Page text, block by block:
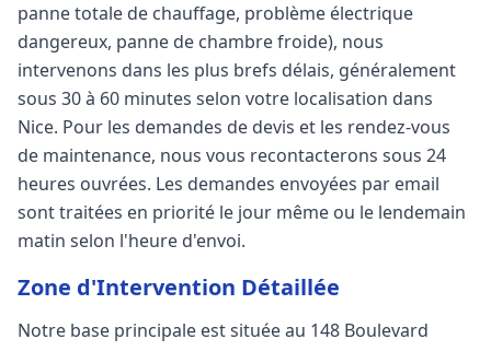
panne totale de chauffage, problème électrique
dangereux, panne de chambre froide), nous
intervenons dans les plus brefs délais, généralement
sous 30 à 60 minutes selon votre localisation dans
Nice. Pour les demandes de devis et les rendez-vous
de maintenance, nous vous recontacterons sous 24
heures ouvrées. Les demandes envoyées par email
sont traitées en priorité le jour même ou le lendemain
matin selon l'heure d'envoi.
Zone d'Intervention Détaillée
Notre base principale est située au 148 Boulevard